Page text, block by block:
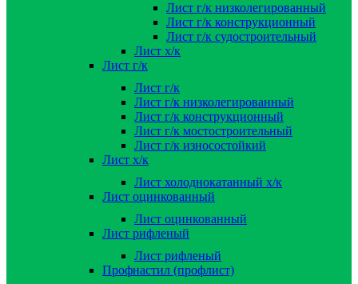
Лист г/к низколегированный
Лист г/к конструкционный
Лист г/к судостроительный
Лист х/к
Лист г/к
Лист г/к
Лист г/к низколегированный
Лист г/к конструкционный
Лист г/к мостостроительный
Лист г/к износостойкий
Лист х/к
Лист холоднокатанный х/к
Лист оцинкованный
Лист оцинкованный
Лист рифленый
Лист рифленый
Профнастил (профлист)